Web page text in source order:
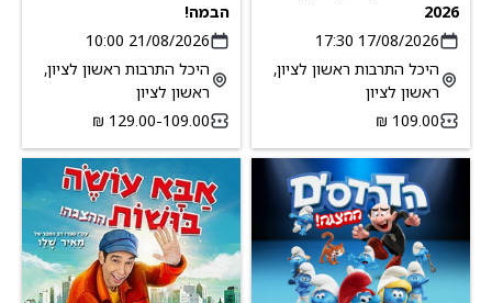
2026
17/08/2026 17:30
היכל התרבות ראשון לציון,
ראשון לציון
הבמה!
21/08/2026 10:00
היכל התרבות ראשון לציון,
ראשון לציון
109.00-‏129.00 ‏₪